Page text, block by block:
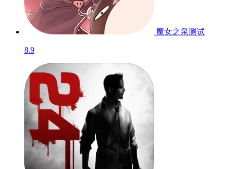
魔女之泉测试
8.9